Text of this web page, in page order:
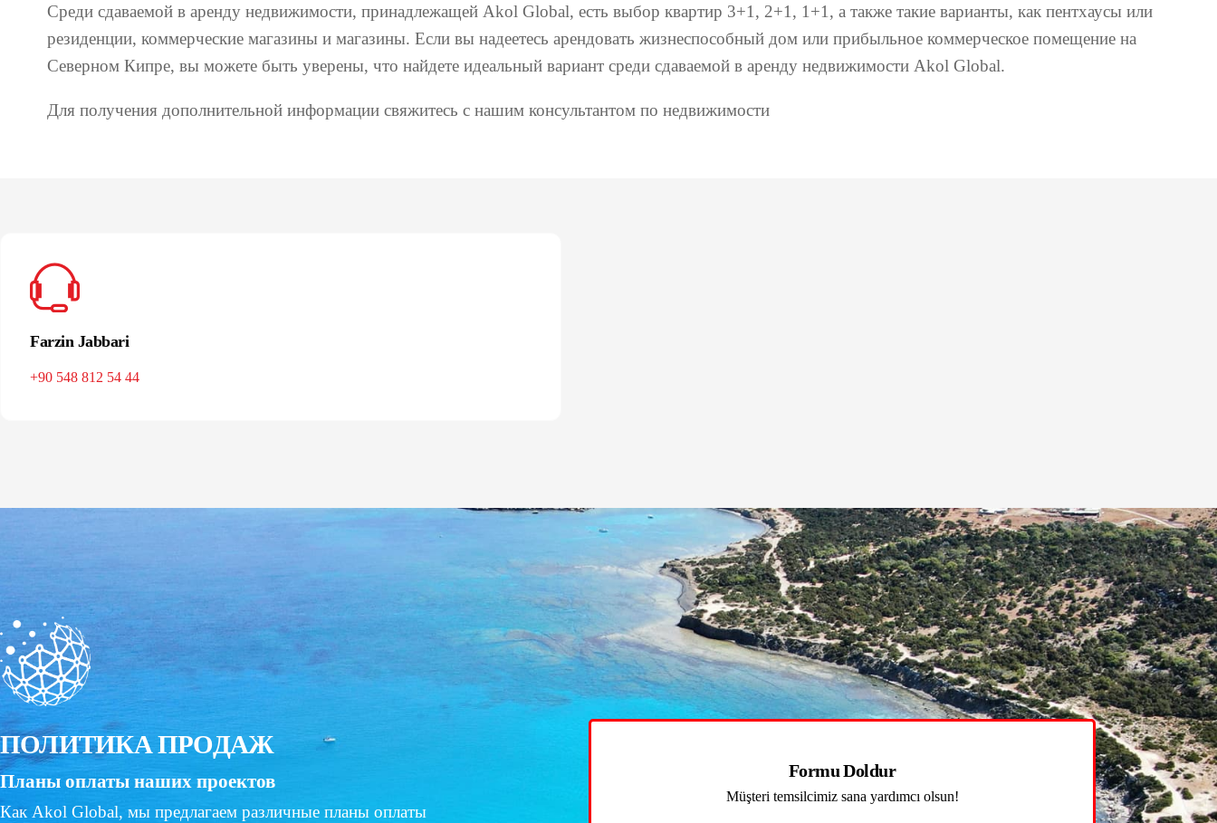
Среди сдаваемой в аренду недвижимости, принадлежащей Akol Global, есть выбор квартир 3+1, 2+1, 1+1, а также такие варианты, как пентхаусы или
резиденции, коммерческие магазины и магазины. Если вы надеетесь арендовать жизнеспособный дом или прибыльное коммерческое помещение на
Северном Кипре, вы можете быть уверены, что найдете идеальный вариант среди сдаваемой в аренду недвижимости Akol Global.
Для получения дополнительной информации свяжитесь с нашим консультантом по недвижимости
Farzin Jabbari
+90 548 812 54 44
ПОЛИТИКА ПРОДАЖ
Планы оплаты наших проектов
Как Akol Global, мы предлагаем различные планы оплаты
Formu Doldur
Müşteri temsilcimiz sana yardımcı olsun!